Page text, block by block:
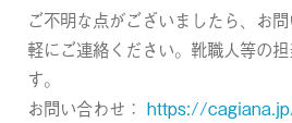
ご不明な点がございましたら、お
軽にご連絡ください。靴職人等の
す。
お問い合わせ： https://